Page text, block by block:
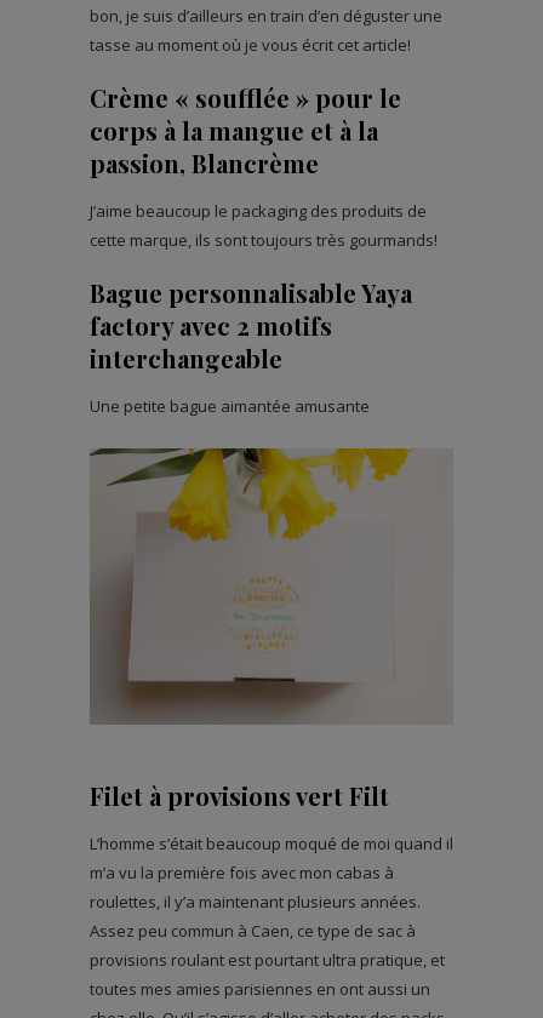
bon, je suis d’ailleurs en train d’en déguster une
tasse au moment où je vous écrit cet article!
Crème « soufflée » pour le
corps à la mangue et à la
passion, Blancrème
J’aime beaucoup le packaging des produits de
cette marque, ils sont toujours très gourmands!
Bague personnalisable Yaya
factory avec 2 motifs
interchangeable
Une petite bague aimantée amusante
Filet à provisions vert Filt
L’homme s’était beaucoup moqué de moi quand il
m’a vu la première fois avec mon cabas à
roulettes, il y’a maintenant plusieurs années.
Assez peu commun à Caen, ce type de sac à
provisions roulant est pourtant ultra pratique, et
toutes mes amies parisiennes en ont aussi un